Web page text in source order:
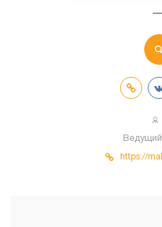
https://